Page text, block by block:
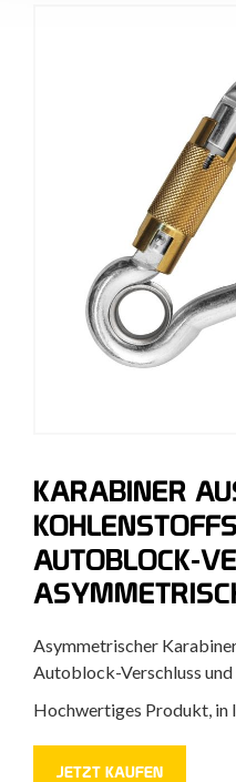
KARABINER
AUTOBLOCK-
Asymmetrischer
Autoblock-Verschluss und
Hochwertiges Produkt, in
JETZT KAUFEN